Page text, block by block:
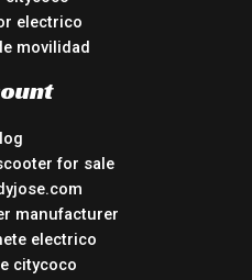
electrico
movilidad
for sale
manufacturer
electrico
citycoco